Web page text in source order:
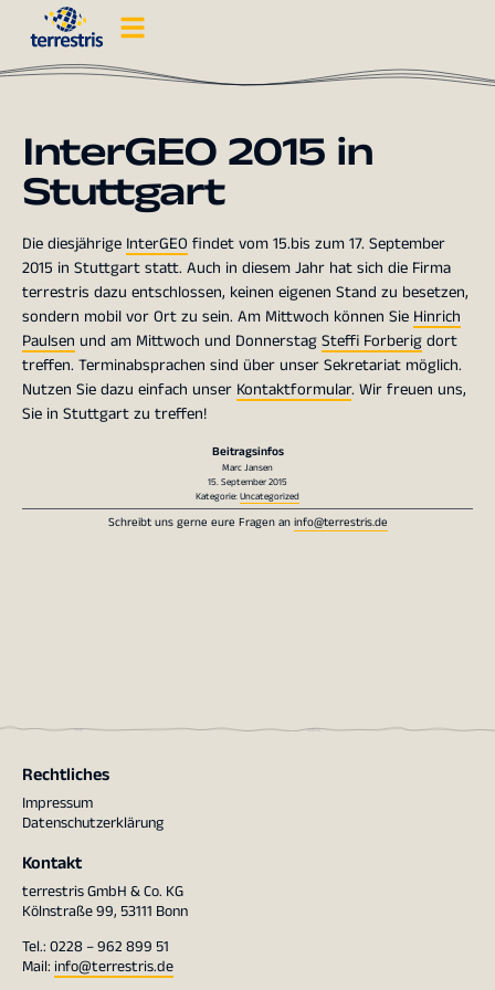
InterGEO 2015 in
Stuttgart
Die diesjährige InterGEO findet vom 15.bis zum 17. September
2015 in Stuttgart statt. Auch in diesem Jahr hat sich die Firma
terrestris dazu entschlossen, keinen eigenen Stand zu besetzen,
sondern mobil vor Ort zu sein. Am Mittwoch können Sie Hinrich
Paulsen und am Mittwoch und DonnerstagSteffi Forberigdort
treffen. Terminabsprachen sind über unser Sekretariat möglich.
Nutzen Sie dazu einfach unser Kontaktformular. Wir freuen uns,
Sie in Stuttgart zu treffen!
Beitragsinfos
Marc Jansen
15. September 2015
Kategorie:Uncategorized
Schreibt uns gerne eure Fragen aninfo@terrestris.de
Rechtliches
Impressum
Datenschutzerklärung
Kontakt
terrestris GmbH & Co. KG
Kölnstraße 99, 53111 Bonn
Tel.: 0228 – 962 899 51
Mail: info@terrestris.de